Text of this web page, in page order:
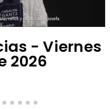
- Viernes
2026